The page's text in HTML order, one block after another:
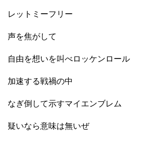
レットミーフリー
声を焦がして
自由を想いを叫べロッケンロール
加速する戦禍の中
なぎ倒して示すマイエンブレム
疑いなら意味は無いぜ